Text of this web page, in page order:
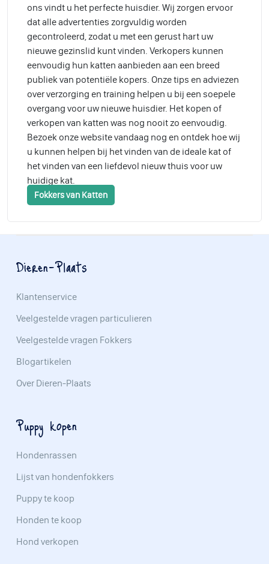
ons vindt u het perfecte huisdier. Wij zorgen ervoor
dat alle advertenties zorgvuldig worden
gecontroleerd, zodat u met een gerust hart uw
nieuwe gezinslid kunt vinden. Verkopers kunnen
eenvoudig hun katten aanbieden aan een breed
publiek van potentiële kopers. Onze tips en adviezen
over verzorging en training helpen u bij een soepele
overgang voor uw nieuwe huisdier. Het kopen of
verkopen van katten was nog nooit zo eenvoudig.
Bezoek onze website vandaag nog en ontdek hoe wij
u kunnen helpen bij het vinden van de ideale kat of
het vinden van een liefdevol nieuw thuis voor uw
huidige kat.
Fokkers van Katten
Dieren-Plaats
Klantenservice
Veelgestelde vragen particulieren
Veelgestelde vragen Fokkers
Blogartikelen
Over Dieren-Plaats
Puppy kopen
Hondenrassen
Lijst van hondenfokkers
Puppy te koop
Honden te koop
Hond verkopen